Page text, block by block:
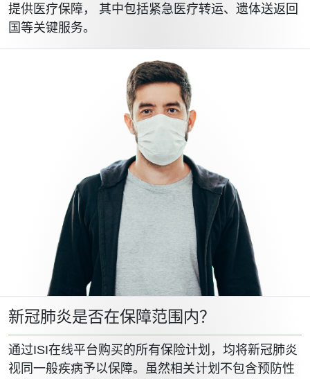
提供医疗保障， 其中包括紧急医疗转运、遗体送返回
国等关键服务。
新冠肺炎是否在保障范围内？
通过ISI在线平台购买的所有保险计划，均将新冠肺炎
视同一般疾病予以保障。虽然相关计划不包含预防性